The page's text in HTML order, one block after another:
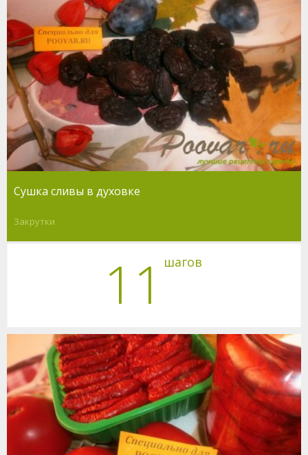
Сушка сливы в духовке
Закрутки
11 шагов